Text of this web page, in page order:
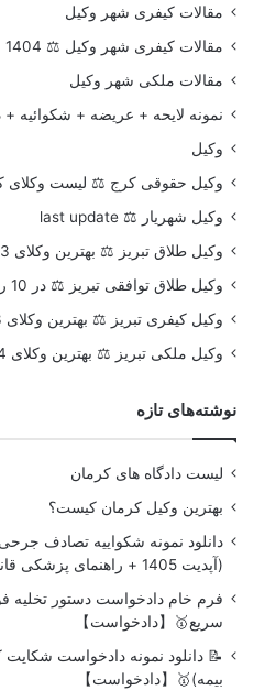
مقالات کیفری شهر وکیل
مقالات کیفری شهر وکیل ⚖️ 1404
مقالات ملکی شهر وکیل
نمونه لایحه + عریضه + شکوائیه
وکیل
وکیل حقوقی کرج ⚖️ لیست وکلای
وکیل شهریار ⚖️ last update
وکیل طلاق تبریز ⚖️ بهترین وکلای 1403
وکیل طلاق توافقی تبریز ⚖️ در 10 روز 1403 فوری
وکیل کیفری تبریز ⚖️ بهترین وکلای 1403
وکیل ملکی تبریز ⚖️ بهترین وکلای 2024
نوشته‌های تازه
لیست دادگاه های کرمان
بهترین وکیل کرمان کیست؟
دانلود نمونه شکواییه تصادف
(آپدیت 1405 + راهنمای پزشکی قانونی)
فرم خام دادخواست دستور تخلیه
سریع🥇【دادخواست】
📝 دانلود نمونه دادخواست شکایت
بیمه)🥇【دادخواست】